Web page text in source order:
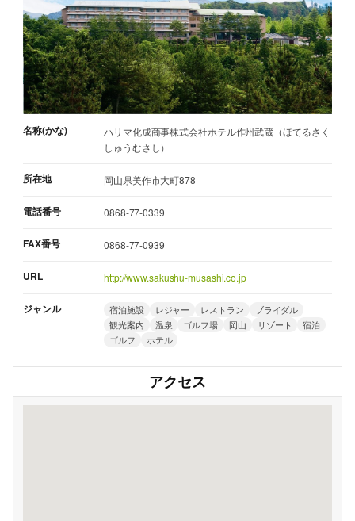
名称(かな)
ハリマ化成商事株式会社ホテル作州武蔵（ほてるさく
しゅうむさし）
所在地 岡山県美作市大町878
電話番号 0868-77-0339
FAX番号 0868-77-0939
URL http://www.sakushu-musashi.co.jp
ジャンル 宿泊施設 レジャー レストラン
ブライダル
観光案内
温泉 ゴルフ場 岡山 リゾート
宿泊
ゴルフ
ホテル
アクセス